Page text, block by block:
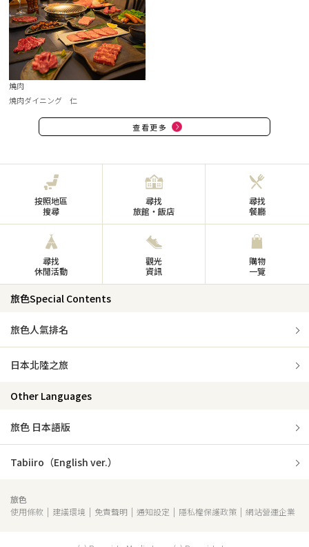
燒肉
焼肉ダイニング 仁
查看更多
按照地區
搜尋
尋找
旅館・飯店
尋找
餐廳
尋找
休閒活動
觀光
資訊
購物
一覽
旅色Special Contents
旅色人氣排名
日本北陸之旅
Other Languages
旅色 日本語版
Tabiiro（English ver.）
旅色
使用條款
建議環境 免責聲明 通知設定 隱私權保護政策 網站營運企業